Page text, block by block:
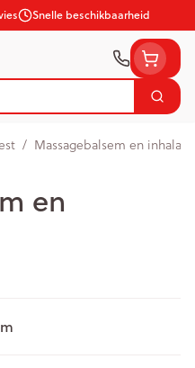
Snelle beschikbaarheid
Zoek
/ Massagebalsem en
en